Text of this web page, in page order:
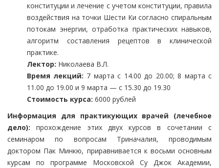
конституции и лечение с учетом конституции, правила
воздействия на точки Шести Ки согласно спиральным
потокам энергии, отработка практических навыков,
алгоритм составления рецептов в клинической
практике.
Лектор: Николаева В.Л.
Время лекций: 7 марта с 14.00 до 20.00; 8 марта с
11.00 до 19.00 и 9 марта — с 15.30 до 19.30
Стоимость курса: 6000 рублей
Информация для практикующих врачей (лечебное
дело): прохождение этих двух курсов в сочетании с
семинаром по вопросам Триначалия, проводимым
доктором Пак Минкю, приравнивается к восьми основным
курсам по программе Московской Су Джок Академии,